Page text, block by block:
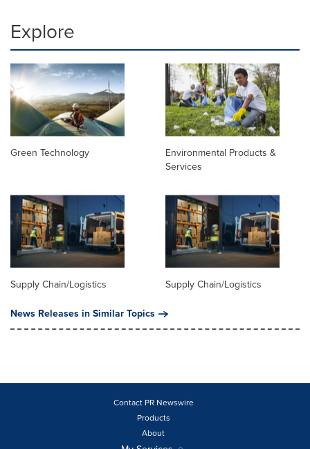
Explore
Green Technology
Environmental Products &
Services
Supply Chain/Logistics
Supply Chain/Logistics
News Releases in Similar Topics
Contact PR Newswire
Products
About